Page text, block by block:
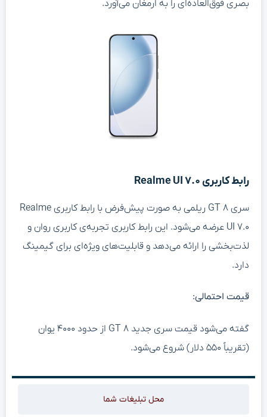
بصری فوق‌العاده‌ای را به ارمغان می‌آورد.
رابط کاربری Realme UI ۷.۰
سری GT ۸ ریلمی به صورت پیش‌فرض با رابط کاربری Realme
UI ۷.۰ عرضه می‌شود. این رابط کاربری تجربه‌ی کاربری روان و
لذت‌بخشی را ارائه می‌دهد و قابلیت‌های ویژه‌ای برای گیمینگ
دارد.
قیمت احتمالی:
گفته می‌شود قیمت سری جدید GT ۸ از حدود ۴۰۰۰ یوان
(تقریباً ۵۵۰ دلار) شروع می‌شود.
محل تبلیغات شما